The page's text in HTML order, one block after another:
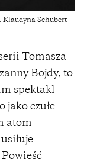
Klaudyna Schubert
Tomasza
Bojdy, to
spektakl
jako czułe
atom